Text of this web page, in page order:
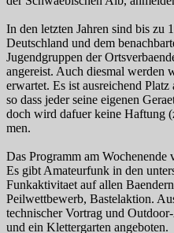
In den letzten Jahren sind bis zu
Deutschland und dem
Jugendgruppen der
angereist. Auch diesmal werden
erwartet. Es ist ausreichend
so dass jeder seine eigenen
doch wird dafuer keine Haftung
men.
Das Programm am Wochenende
Es gibt Amateurfunk in den
Funkaktivitaet auf allen
Peilwettbewerb, Bastelaktion.
technischer Vortrag und
und ein Klettergarten angeboten.